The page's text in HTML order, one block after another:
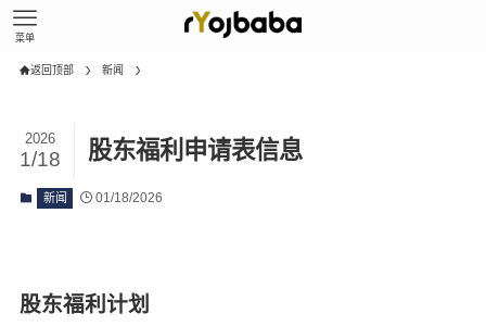
菜单
返回顶部 新闻
股东福利申请表信息
2026
1/18
新闻 01/18/2026
股东福利计划